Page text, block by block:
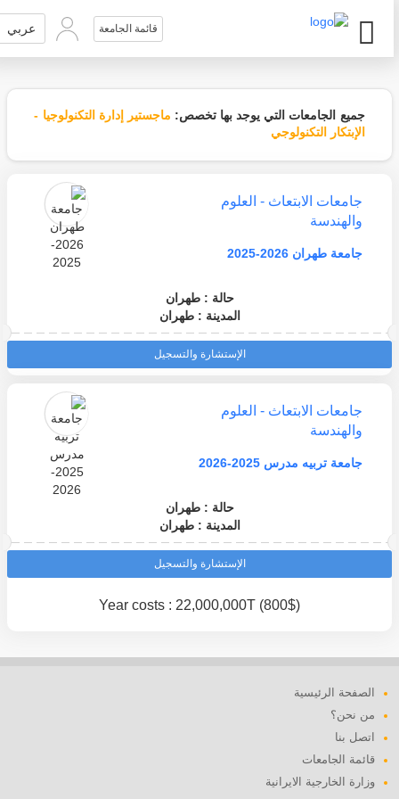
قائمة الجامعة عربي
جميع الجامعات التي يوجد بها تخصص:ماجستير إدارة التكنولوجيا -
الإبتكار التكنولوجي
جامعات الابتعاث - العلوم
والهندسة
جامعة طهران 2026-2025
حالة : طهران
المدينة : طهران
الإستشارة والتسجيل
جامعات الابتعاث - العلوم
والهندسة
جامعة تربيه مدرس 2025-2026
حالة : طهران
المدينة : طهران
الإستشارة والتسجيل
Year costs : 22,000,000T (800$)
الصفحة الرئيسية
من نحن؟
اتصل بنا
قائمة الجامعات
وزارة الخارجية الايرانية